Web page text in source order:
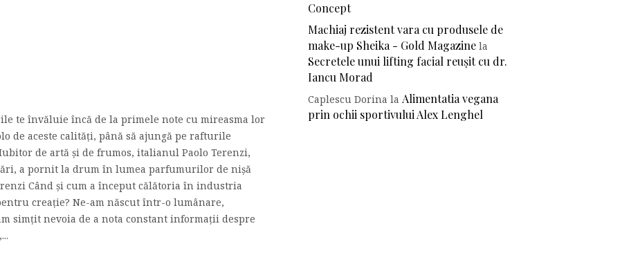
te învăluie încă de la primele note cu mireasma lor
de aceste calităţi, până să ajungă pe rafturile
de artă şi de frumos, italianul Paolo Terenzi,
a pornit la drum în lumea parfumurilor de nişă
Când şi cum a început călătoria în industria
creaţie? Ne-am născut într-o lumânare,
simţit nevoia de a nota constant informaţii despre
Concept
Machiaj rezistent vara cu produsele de
make-up Sheika - Gold Magazine la
Secretele unui lifting facial reușit cu dr.
Iancu Morad
Caplescu Dorina laAlimentatia vegana
prin ochii sportivului Alex Lenghel